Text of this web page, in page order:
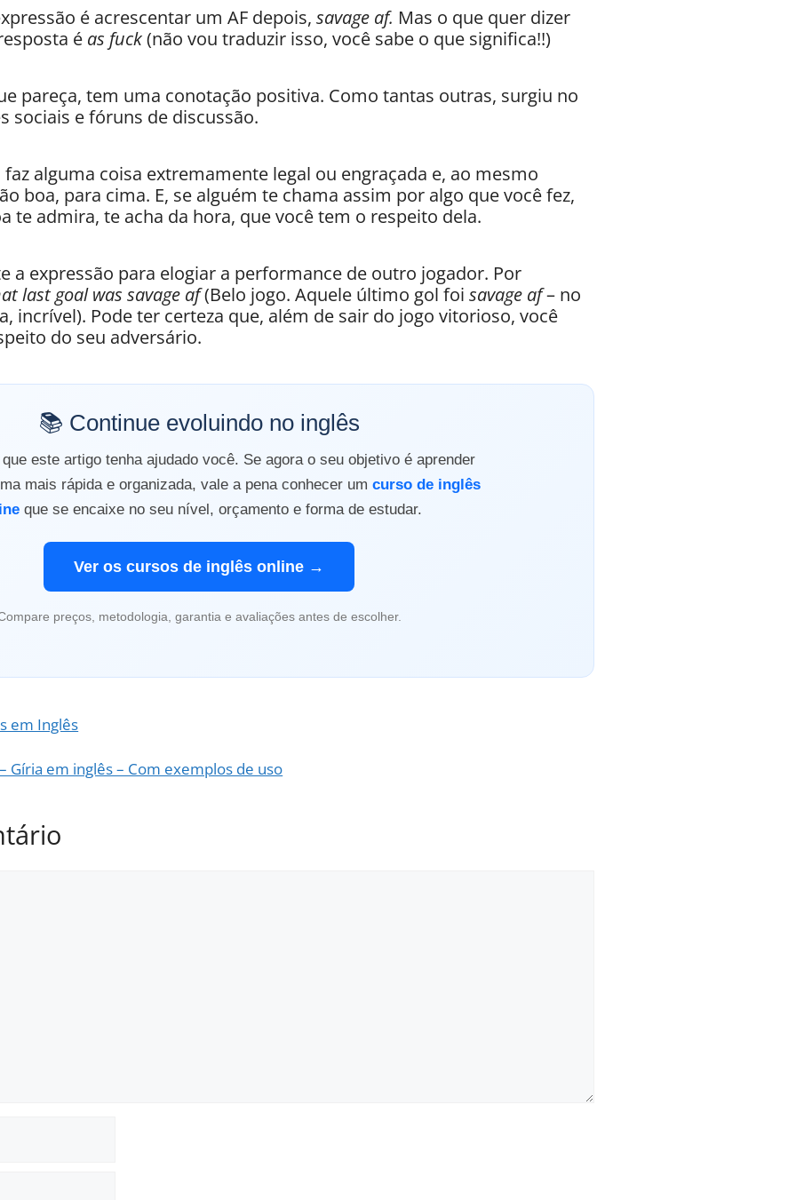
é acrescentar um AF depois, savage af. Mas o que quer dizer
é as fuck(não vou traduzir isso, você sabe o que significa!!)
pareça, tem uma conotação positiva. Como tantas outras, surgiu no
sociais e fóruns de discussão.
alguma coisa extremamente legal ou engraçada e, ao mesmo
boa, para cima. E, se alguém te chama assim por algo que você fez,
te admira, te acha da hora, que você tem o respeito dela.
a expressão para elogiar a performance de outro jogador. Por
last goal was savage af(Belo jogo. Aquele último gol foi savage af– no
incrível). Pode ter certeza que, além de sair do jogo vitorioso, você
do seu adversário.
📚 Continue evoluindo no inglês
este artigo tenha ajudado você. Se agora o seu objetivo é aprender
mais rápida e organizada, vale a pena conhecer um curso de inglês
que se encaixe no seu nível, orçamento e forma de estudar.
Ver os cursos de inglês online →
preços, metodologia, garantia e avaliações antes de escolher.
em Inglês
Gíria em inglês – Com exemplos de uso